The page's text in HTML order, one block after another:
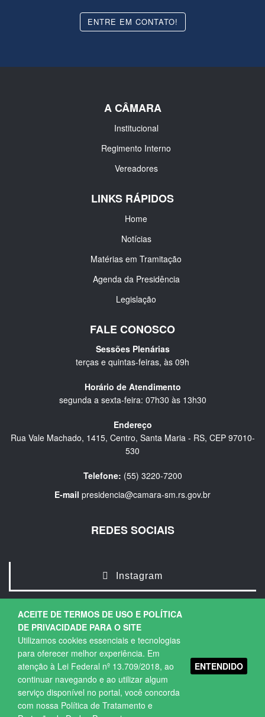
ACEITE DE TERMOS DE USO E POLÍTICA
DE PRIVACIDADE PARA O SITE
Utilizamos cookies essenciais e tecnologias
para oferecer melhor experiência. Em
atenção à Lei Federal nº 13.709/2018, ao
continuar navegando e ao utilizar algum
serviço disponível no portal, você concorda
com nossa Política de Tratamento e
ENTENDIDO
ENTRE EM CONTATO!
A CÂMARA
Institucional
Regimento Interno
Vereadores
LINKS RÁPIDOS
Home
Notícias
Matérias em Tramitação
Agenda da Presidência
Legislação
FALE CONOSCO
Sessões Plenárias
terças e quintas-feiras, às 09h
Horário de Atendimento
segunda a sexta-feira: 07h30 às 13h30
Endereço
Rua Vale Machado, 1415, Centro, Santa Maria - RS, CEP 97010-
530
Telefone: (55) 3220-7200
E-mail presidencia@camara-sm.rs.gov.br
REDES SOCIAIS
Instagram
Copyright © 2026. Todos os direitos Reservados.
Política de Privacidade |Termos de Uso